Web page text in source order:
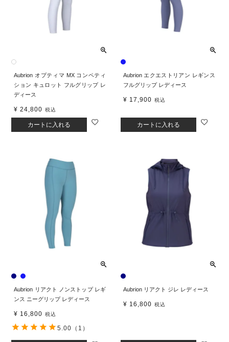
Aubrion オプティマ MX コンペティ
ション キュロット フルグリップ レ
ディース
¥ 24,800 税込
カートに入れる
Aubrion エクエストリアン レギンス
フルグリップ レディース
¥ 17,900 税込
カートに入れる
Aubrion リアクト ノンストップ レギ
ンス ニーグリップ レディース
¥ 16,800 税込
5.00 （1）
Aubrion リアクト ジレ レディース
¥ 16,800 税込